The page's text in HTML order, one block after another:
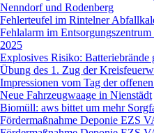
Nenndorf und Rodenberg
Fehlerteufel im Rintelner
Fehlalarm im
2025
Explosives Risiko: Batteriebrände
Übung des 1. Zug der
Impressionen vom Tag der
Neue Fahrzeugwaage in Nienstädt
Biomüll: aws bittet um mehr
Fördermaßnahme Deponie EZS